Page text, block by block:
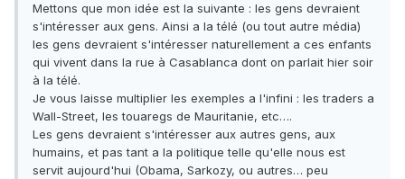
Mettons que mon idée est la suivante : les gens devraient
s'intéresser aux gens. Ainsi a la télé (ou tout autre média)
les gens devraient s'intéresser naturellement a ces enfants
qui vivent dans la rue à Casablanca dont on parlait hier soir
à la télé.
Je vous laisse multiplier les exemples a l'infini : les traders a
Wall-Street, les touaregs de Mauritanie, etc….
Les gens devraient s'intéresser aux autres gens, aux
humains, et pas tant a la politique telle qu'elle nous est
servit aujourd'hui (Obama, Sarkozy, ou autres… peu